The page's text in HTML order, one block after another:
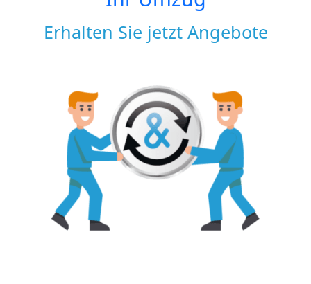
Erhalten Sie jetzt Angebote